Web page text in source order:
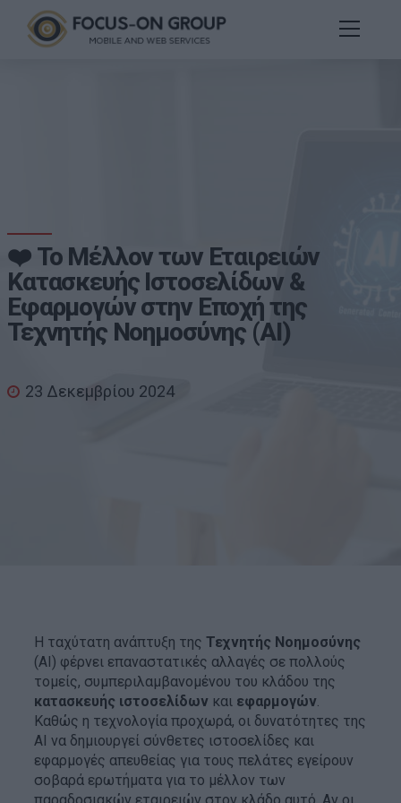
❤️ Το Μέλλον των Εταιρειών
Κατασκευής Ιστοσελίδων &
Εφαρμογών στην Εποχή της
Τεχνητής Νοημοσύνης (AI)
23 Δεκεμβρίου 2024
Η ταχύτατη ανάπτυξη της Τεχνητής Νοημοσύνης
(AI) φέρνει επαναστατικές αλλαγές σε πολλούς
τομείς, συμπεριλαμβανομένου του κλάδου της
κατασκευής ιστοσελίδων και εφαρμογών.
Καθώς η τεχνολογία προχωρά, οι δυνατότητες της
AI να δημιουργεί σύνθετες ιστοσελίδες και
εφαρμογές απευθείας για τους πελάτες εγείρουν
σοβαρά ερωτήματα για το μέλλον των